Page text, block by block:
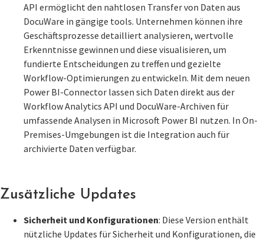
API ermöglicht den nahtlosen Transfer von Daten aus
DocuWare in gängige tools. Unternehmen können ihre
Geschäftsprozesse detailliert analysieren, wertvolle
Erkenntnisse gewinnen und diese visualisieren, um
fundierte Entscheidungen zu treffen und gezielte
Workflow-Optimierungen zu entwickeln. Mit dem neuen
Power BI-Connector lassen sich Daten direkt aus der
Workflow Analytics API und DocuWare-Archiven für
umfassende Analysen in Microsoft Power BI nutzen. In On-
Premises-Umgebungen ist die Integration auch für
archivierte Daten verfügbar.
Zusätzliche Updates
Sicherheit und Konfigurationen: Diese Version enthält
nützliche Updates für Sicherheit und Konfigurationen, die